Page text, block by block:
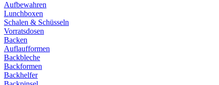
Aufbewahren
Lunchboxen
Schalen & Schüsseln
Vorratsdosen
Backen
Auflaufformen
Backbleche
Backformen
Backhelfer